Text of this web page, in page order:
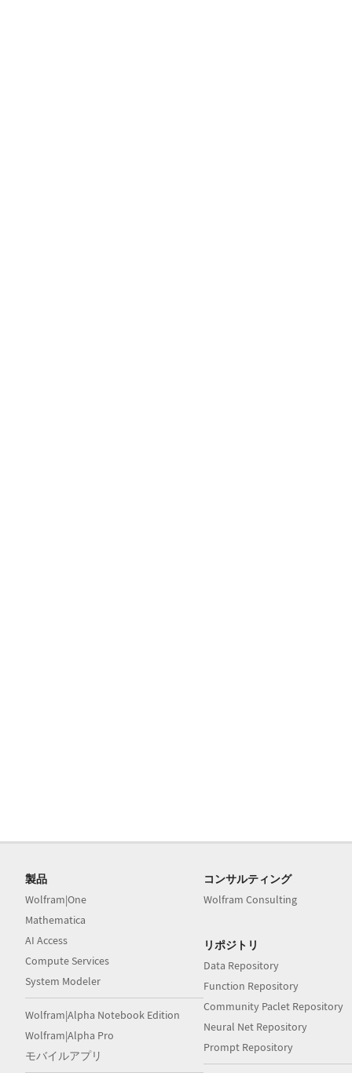
製品
Wolfram|One
Mathematica
AI Access
Compute Services
System Modeler
Wolfram|Alpha Notebook Edition
Wolfram|Alpha Pro
モバイルアプリ
コンサルティング
Wolfram Consulting
リポジトリ
Data Repository
Function Repository
Community Paclet Repository
Neural Net Repository
Prompt Repository